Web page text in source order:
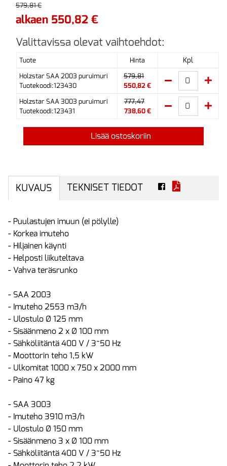
579,81 €
alkaen 550,82 €
Valittavissa olevat vaihtoehdot:
Tuote Hinta Kpl
Holzstar SAA 2003 puruimuri
Tuotekoodi:123430
579,81
550,82 €
Holzstar SAA 3003 puruimuri
Tuotekoodi:123431
777,47
738,60 €
Lisää ostoskoriin
KUVAUS TEKNISET TIEDOT
- Puulastujen imuun (ei pölylle)
- Korkea imuteho
- Hiljainen käynti
- Helposti liikuteltava
- Vahva teräsrunko
- SAA 2003
- Imuteho 2553 m3/h
- Ulostulo Ø 125 mm
- Sisäänmeno 2 x Ø 100 mm
- Sähköliitäntä 400 V / 3~50 Hz
- Moottorin teho 1,5 kW
- Ulkomitat 1000 x 750 x 2000 mm
- Paino 47 kg
- SAA 3003
- Imuteho 3910 m3/h
- Ulostulo Ø 150 mm
- Sisäänmeno 3 x Ø 100 mm
- Sähköliitäntä 400 V / 3~50 Hz